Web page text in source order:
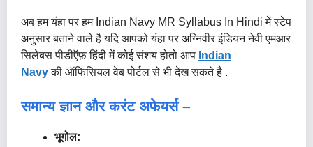
अब हम यंहा पर हम Indian Navy MR Syllabus In Hindi में स्टेप
अनुसार बताने वाले है यदि आपको यंहा पर अग्निवीर इंडियन नेवी एमआर
सिलेबस पीडीऍफ़ हिंदी में कोई संशय होतो आप Indian
Navyकी ऑफिसियल वेब पोर्टल से भी देख सकते है .
समान्य ज्ञान और करंट अफेयर्स –
भूगोल: